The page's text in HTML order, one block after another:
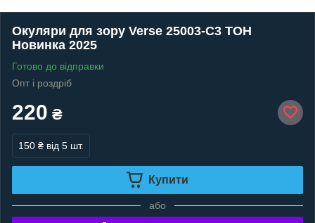
Окуляри для зору Verse 25003-C3 ТОН
Новинка 2025
Готово до відправки
Опт і роздріб
220 ₴
150 ₴ від 5 шт.
Купити
або